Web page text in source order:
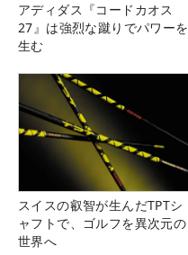
アディダス『コードカオス
27』は強烈な蹴りでパワーを
生む
スイスの叡智が生んだTPTシ
ャフトで、ゴルフを異次元の
世界へ